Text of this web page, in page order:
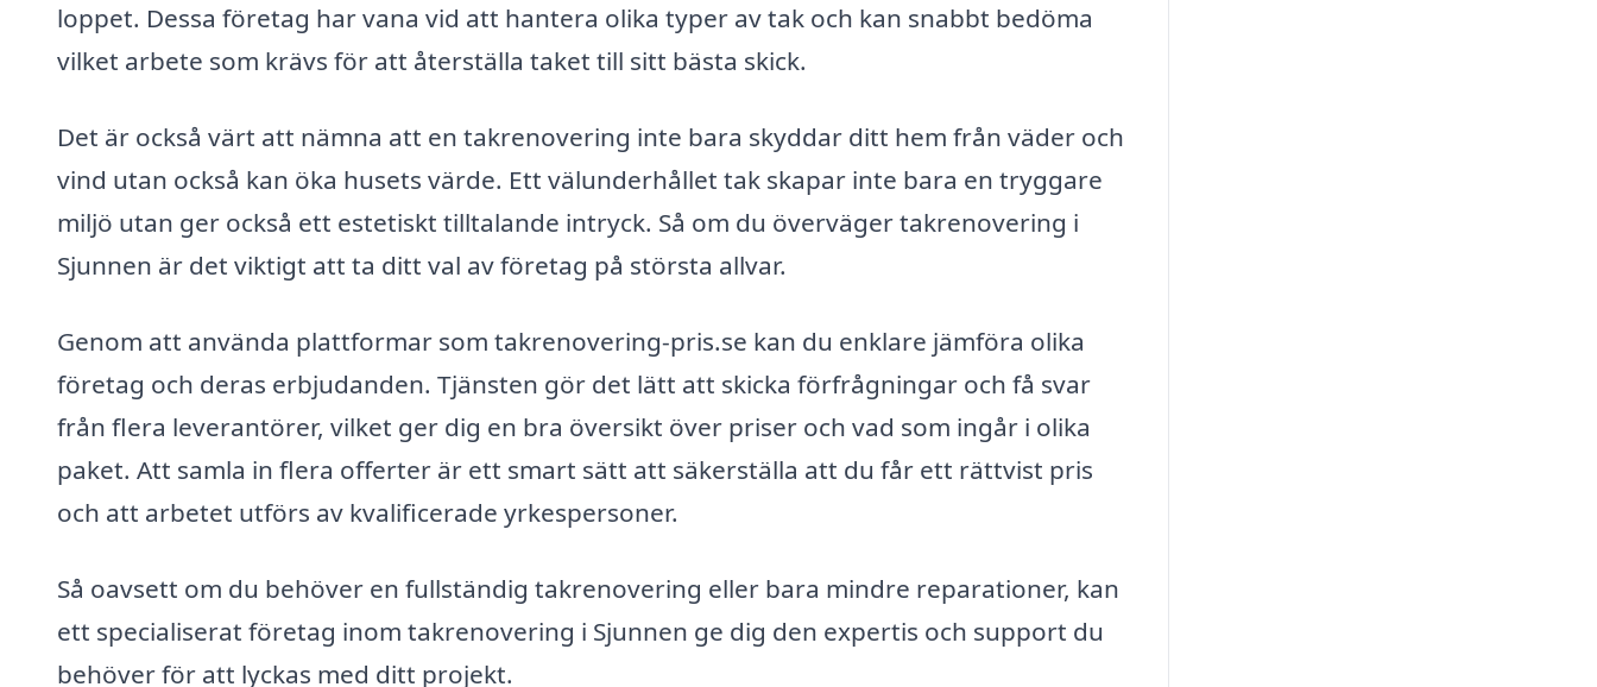
loppet. Dessa företag har vana vid att hantera olika typer av tak och kan snabbt bedöma
vilket arbete som krävs för att återställa taket till sitt bästa skick.
Det är också värt att nämna att en takrenovering inte bara skyddar ditt hem från väder och
vind utan också kan öka husets värde. Ett välunderhållet tak skapar inte bara en tryggare
miljö utan ger också ett estetiskt tilltalande intryck. Så om du överväger takrenovering i
Sjunnen är det viktigt att ta ditt val av företag på största allvar.
Genom att använda plattformar som takrenovering-pris.se kan du enklare jämföra olika
företag och deras erbjudanden. Tjänsten gör det lätt att skicka förfrågningar och få svar
från flera leverantörer, vilket ger dig en bra översikt över priser och vad som ingår i olika
paket. Att samla in flera offerter är ett smart sätt att säkerställa att du får ett rättvist pris
och att arbetet utförs av kvalificerade yrkespersoner.
Så oavsett om du behöver en fullständig takrenovering eller bara mindre reparationer, kan
ett specialiserat företag inom takrenovering i Sjunnen ge dig den expertis och support du
behöver för att lyckas med ditt projekt.